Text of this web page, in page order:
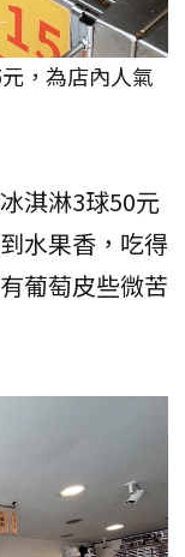
，為店內人氣
淇淋3球50元
水果香，吃得
葡萄皮些微苦